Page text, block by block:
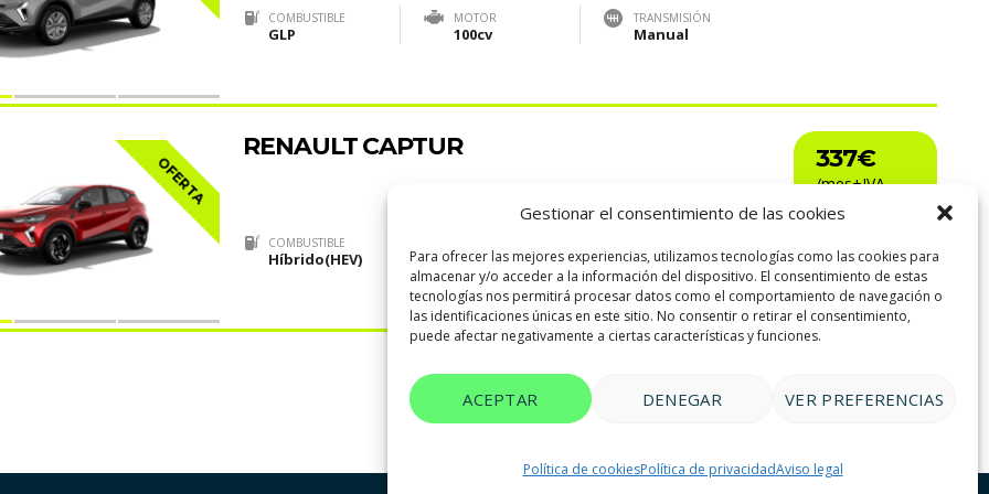
Gestionar el consentimiento de las cookies
Para ofrecer las mejores experiencias, utilizamos tecnologías como las cookies para
almacenar y/o acceder a la información del dispositivo. El consentimiento de estas
tecnologías nos permitirá procesar datos como el comportamiento de navegación o
las identificaciones únicas en este sitio. No consentir o retirar el consentimiento,
puede afectar negativamente a ciertas características y funciones.
ACEPTAR DENEGAR VER PREFERENCIAS
Política de cookiesPolítica de privacidadAviso legal
COMBUSTIBLE
GLP
MOTOR
100cv
TRANSMISIÓN
Manual
OFERTA 337€
RENAULT CAPTUR
COMBUSTIBLE
Híbrido(HEV) 145cv Automatica